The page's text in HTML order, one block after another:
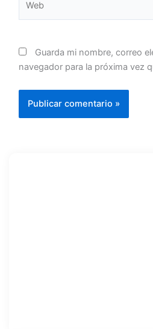
Guarda mi nombre, correo
navegador para la próxima vez